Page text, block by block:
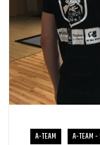
A-TEAM A-TEAM -